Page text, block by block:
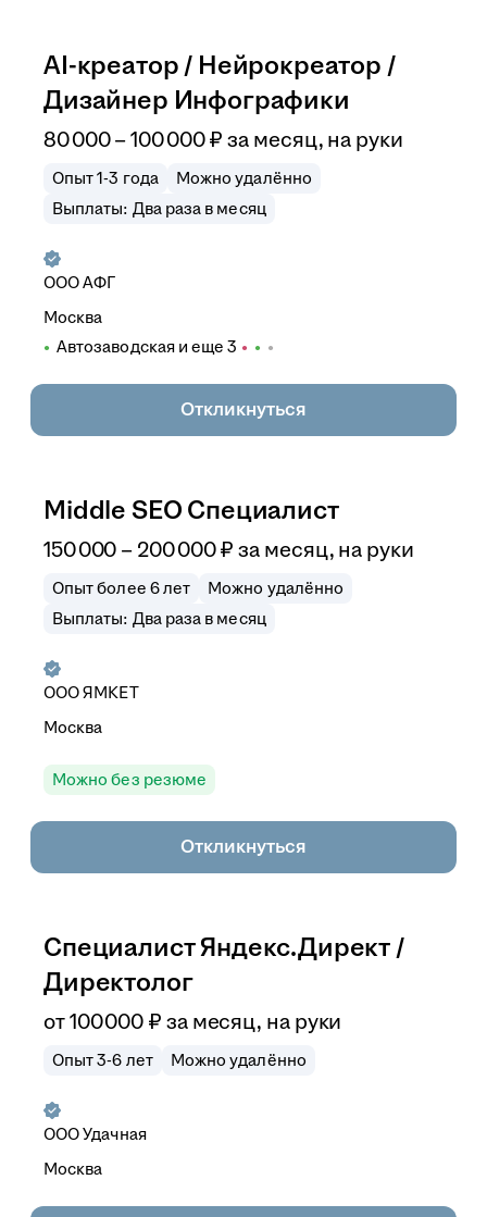
AI-креатор / Нейрокреатор /
Дизайнер Инфографики
80 000–100 000₽ за месяц, на руки
Опыт 1-3 года
Можно удалённо
Выплаты: Два раза в месяц
ОООАФГ
Москва
Автозаводская и еще 3
Откликнуться
Middle SEO Специалист
150 000 – 200 000₽ за месяц, на руки
Опыт более 6 лет
Можно удалённо
Выплаты: Два раза в месяц
ОООЯМКЕТ
Москва
Можно без резюме
Откликнуться
Специалист Яндекс.Директ /
Директолог
от100 000 ₽ за месяц, на руки
Опыт 3-6 лет Можно удалённо
ОООУдачная
Москва